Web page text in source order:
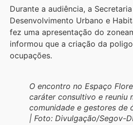
Durante a audiência, a
Desenvolvimento Urbano e
fez uma apresentação do
informou que a criação da
ocupações.
O encontro no Espaço
caráter consultivo e reuniu
comunidade e gestores de
| Foto: Divulgação/Segov-